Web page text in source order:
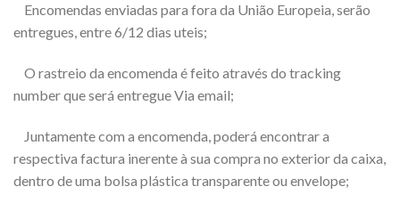
Encomendas enviadas para fora da União Europeia, serão
entregues, entre 6/12 dias uteis;
O rastreio da encomenda é feito através do tracking
number que será entregue Via email;
Juntamente com a encomenda, poderá encontrar a
respectiva factura inerente à sua compra no exterior da caixa,
dentro de uma bolsa plástica transparente ou envelope;